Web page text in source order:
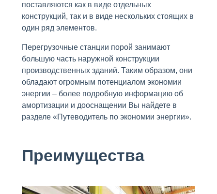
поставляются как в виде отдельных
конструкций, так и в виде нескольких стоящих в
один ряд элементов.
Перегрузочные станции порой занимают
большую часть наружной конструкции
производственных зданий. Таким образом, они
обладают огромным потенциалом экономии
энергии – более подробную информацию об
амортизации и дооснащении Вы найдете в
разделе «Путеводитель по экономии энергии».
Преимущества